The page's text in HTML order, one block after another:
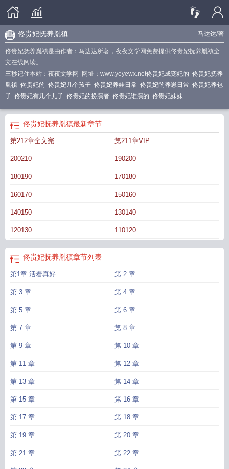
马达达/著
佟贵妃抚养胤禛
佟贵妃抚养胤禛是由作者：马达达所著，夜夜文学网免费提供佟贵妃抚养胤禛全
文在线阅读。
三秒记住本站：夜夜文学网 网址：www.yeyewx.net佟贵妃成宠妃的 佟贵妃抚养
胤禛 佟贵妃的 佟贵妃几个孩子 佟贵妃养娃日常 佟贵妃的养崽日常 佟贵妃养包
子 佟贵妃有几个儿子 佟贵妃的扮演者 佟贵妃谁演的 佟贵妃妹妹
佟贵妃抚养胤禛最新章节
第212章全文完 第211章VIP
200210 190200
180190 170180
160170 150160
140150 130140
120130 110120
佟贵妃抚养胤禛章节列表
第1章 活着真好 第 2 章
第 3 章 第 4 章
第 5 章 第 6 章
第 7 章 第 8 章
第 9 章 第 10 章
第 11 章 第 12 章
第 13 章 第 14 章
第 15 章 第 16 章
第 17 章 第 18 章
第 19 章 第 20 章
第 21 章 第 22 章